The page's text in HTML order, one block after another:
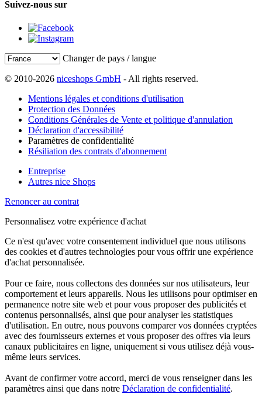
Suivez-nous sur
Changer de pays / langue
© 2010-2026 niceshops GmbH - All rights reserved.
Mentions légales et conditions d'utilisation
Protection des Données
Conditions Générales de Vente et politique d'annulation
Déclaration d'accessibilité
Paramètres de confidentialité
Résiliation des contrats d'abonnement
Entreprise
Autres nice Shops
Renoncer au contrat
Personnalisez votre expérience d'achat
Ce n'est qu'avec votre consentement individuel que nous utilisons
des cookies et d'autres technologies pour vous offrir une expérience
d'achat personnalisée.
Pour ce faire, nous collectons des données sur nos utilisateurs, leur
comportement et leurs appareils. Nous les utilisons pour optimiser en
permanence notre site web et pour vous proposer des publicités et
contenus personnalisés, ainsi que pour analyser les statistiques
d'utilisation. En outre, nous pouvons comparer vos données cryptées
avec des fournisseurs externes et vous proposer des offres via leurs
canaux publicitaires en ligne, uniquement si vous utilisez déjà vous-
même leurs services.
Avant de confirmer votre accord, merci de vous renseigner dans les
paramètres ainsi que dans notre Déclaration de confidentialité.